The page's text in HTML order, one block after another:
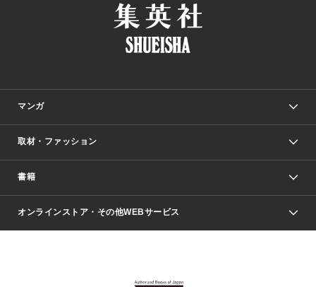
マンガ
少年マンガ
Vジャンプ
週刊ヤングジャンプ
取材・ファッション
Seventeen
芸能・情報・スポーツ
書籍
文芸・文庫・総合
オンラインストア・その他WEBサービス